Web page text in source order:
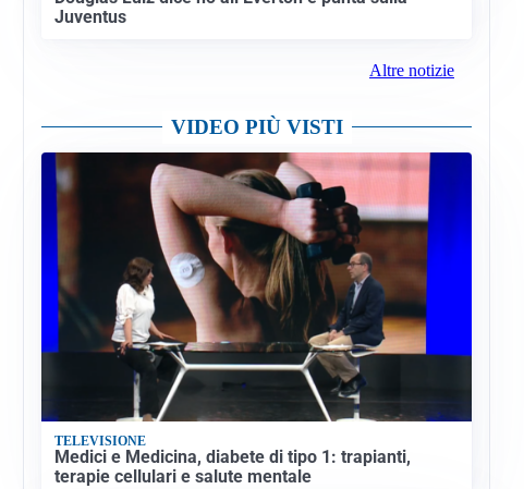
Juventus
Altre notizie
VIDEO PIÙ VISTI
TELEVISIONE
Medici e Medicina, diabete di tipo 1: trapianti,
terapie cellulari e salute mentale